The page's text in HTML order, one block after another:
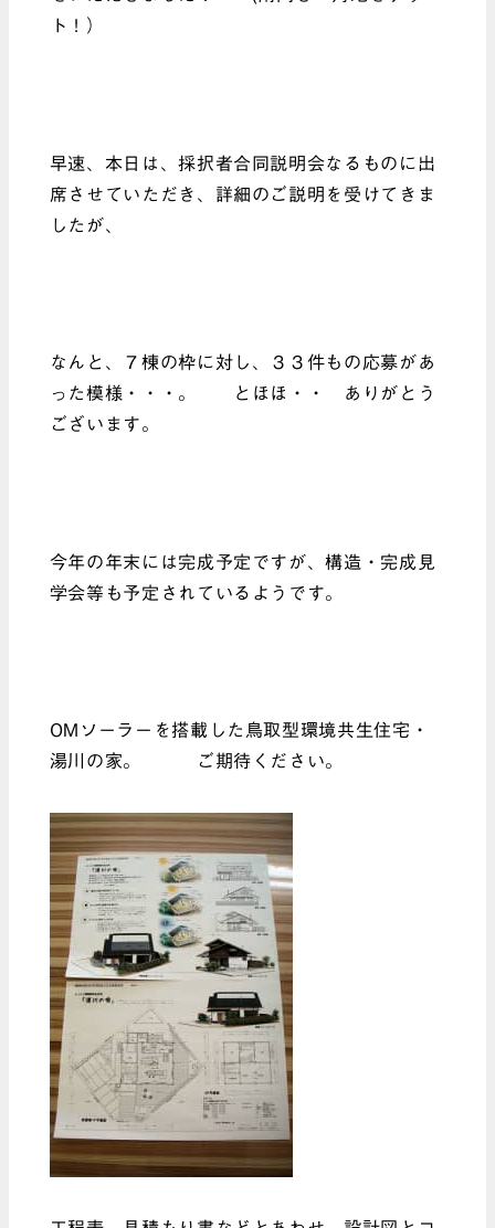
ト！）
早速、本日は、採択者合同説明会なるものに出
席させていただき、詳細のご説明を受けてきま
したが、
なんと、７棟の枠に対し、３３件もの応募があ
った模様・・・。 とほほ・・ ありがとう
ございます。
今年の年末には完成予定ですが、構造・完成見
学会等も予定されているようです。
OMソーラーを搭載した鳥取型環境共生住宅・
湯川の家。 ご期待ください。